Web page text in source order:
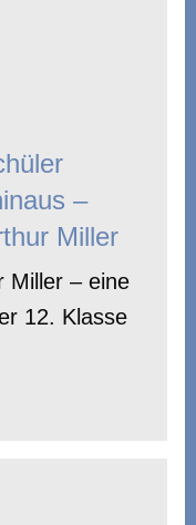
–
Miller
Miller – eine
12. Klasse